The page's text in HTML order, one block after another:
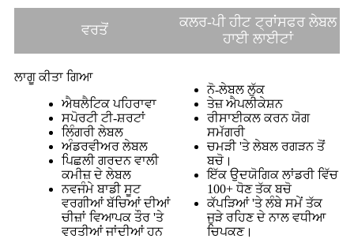
ਵਰਤੋਂ
ਕਲਰ-ਪੀ ਹੀਟ ਟ੍ਰਾਂਸਫਰ ਲੇਬਲ
ਹਾਈ ਲਾਈਟਾਂ
ਲਾਗੂ ਕੀਤਾ ਗਿਆ
ਐਥਲੈਟਿਕ ਪਹਿਰਾਵਾ
ਸਪੋਰਟੀ ਟੀ-ਸ਼ਰਟਾਂ
ਲਿੰਗਰੀ ਲੇਬਲ
ਅੰਡਰਵੀਅਰ ਲੇਬਲ
ਪਿਛਲੀ ਗਰਦਨ ਵਾਲੀ
ਕਮੀਜ਼ ਦੇ ਲੇਬਲ
ਨਵਜੰਮੇ ਬਾਡੀ ਸੂਟ
ਵਰਗੀਆਂ ਬੱਚਿਆਂ ਦੀਆਂ
ਚੀਜ਼ਾਂ ਵਿਆਪਕ ਤੌਰ 'ਤੇ
ਵਰਤੀਆਂ ਜਾਂਦੀਆਂ ਹਨ
ਨੋ-ਲੇਬਲ ਲੁੱਕ
ਤੇਜ਼ ਐਪਲੀਕੇਸ਼ਨ
ਰੀਸਾਈਕਲ ਕਰਨ ਯੋਗ
ਸਮੱਗਰੀ
ਚਮੜੀ 'ਤੇ ਲੇਬਲ ਰਗੜਨ ਤੋਂ
ਬਚੋ।
ਇੱਕ ਉਦਯੋਗਿਕ ਲਾਂਡਰੀ ਵਿੱਚ
100+ ਧੋਣ ਤੱਕ ਬਚੋ
ਕੱਪੜਿਆਂ 'ਤੇ ਲੰਬੇ ਸਮੇਂ ਤੱਕ
ਜੁੜੇ ਰਹਿਣ ਦੇ ਨਾਲ ਵਧੀਆ
ਚਿਪਕਣ।